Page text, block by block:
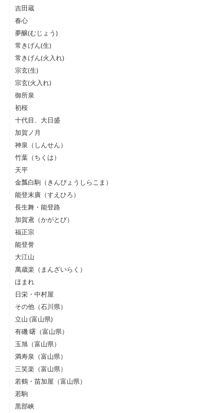
吉田蔵
春心
夢醸(むじょう)
常きげん(生)
常きげん(火入れ)
宗玄(生)
宗玄(火入れ)
御所泉
初桜
十代目、大日盛
加賀ノ月
神泉（しんせん）
竹葉（ちくは）
天平
金瓢白駒（きんぴょうしらこま）
能登末廣（すえひろ）
長生舞・能登路
加賀鳶（かがとび）
福正宗
能登誉
大江山
萬歳楽（まんざいらく）
ほまれ
日栄・中村屋
その他（石川県）
立山 (富山県)
有磯 曙（富山県）
玉旭（富山県）
満寿泉（富山県）
三笑楽（富山県）
若鶴・苗加屋（富山県）
若駒
黒部峡